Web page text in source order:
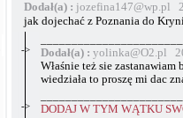
Dodał(a) : jozefina147@wp.pl
jak dojechać z Poznania do
->
Dodał(a) : yolinka@O2.pl
Właśnie też sie
wiedziała to proszę mi dac
->
DODAJ W TYM WĄTKU